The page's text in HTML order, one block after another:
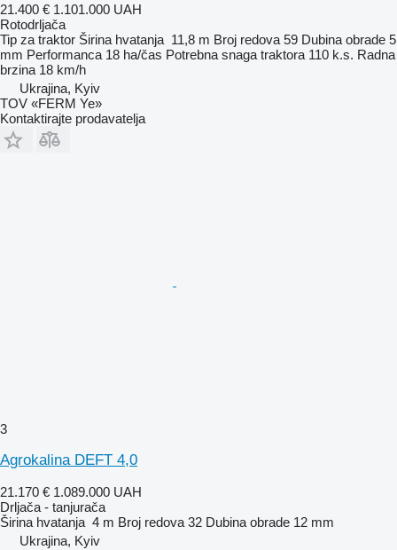
21.400 € 1.101.000 UAH
Rotodrljača
Tip za traktor Širina hvatanja 11,8 m Broj redova 59 Dubina obrade 5
mm Performanca 18 ha/čas Potrebna snaga traktora 110 k.s. Radna
brzina 18 km/h
Ukrajina, Kyiv
TOV «FERM Ye»
Kontaktirajte prodavatelja
3
Agrokalina DEFT 4,0
21.170 € 1.089.000 UAH
Drljača - tanjurača
Širina hvatanja 4 m Broj redova 32 Dubina obrade 12 mm
Ukrajina, Kyiv